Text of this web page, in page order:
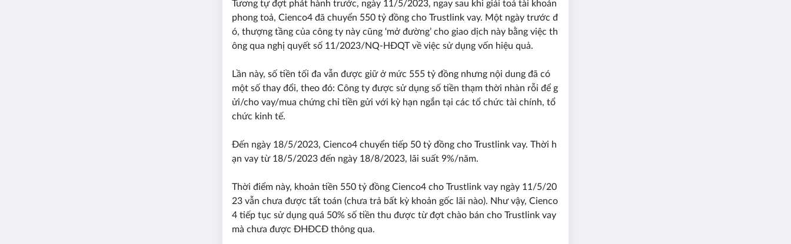
Tương tự đợt phát hành trước, ngày 11/5/2023, ngay sau khi giải toả tài khoản
phong toả, Cienco4 đã chuyển 550 tỷ đồng cho Trustlink vay. Một ngày trước đ
ó, thượng tầng của công ty này cũng ‘mở đường’ cho giao dịch này bằng việc th
ông qua nghị quyết số 11/2023/NQ-HĐQT về việc sử dụng vốn hiệu quả.
Lần này, số tiền tối đa vẫn được giữ ở mức 555 tỷ đồng nhưng nội dung đã có
một số thay đổi, theo đó: Công ty được sử dụng số tiền thạm thời nhàn rỗi để g
ửi/cho vay/mua chứng chỉ tiền gửi với kỳ hạn ngắn tại các tổ chức tài chính, tổ
chức kinh tế.
Đến ngày 18/5/2023, Cienco4 chuyển tiếp 50 tỷ đồng cho Trustlink vay. Thời h
ạn vay từ 18/5/2023 đến ngày 18/8/2023, lãi suất 9%/năm.
Thời điểm này, khoản tiền 550 tỷ đồng Cienco4 cho Trustlink vay ngày 11/5/20
23 vẫn chưa được tất toán (chưa trả bất kỳ khoản gốc lãi nào). Như vậy, Cienco
4 tiếp tục sử dụng quá 50% số tiền thu được từ đợt chào bán cho Trustlink vay
mà chưa được ĐHĐCĐ thông qua.